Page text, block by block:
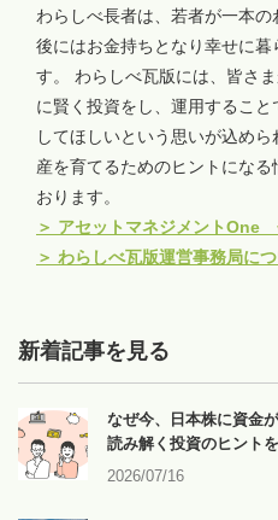
わらしべ長者は、若者が一本
後にはお金持ちとなり幸せに
す。 わらしべ瓦版には、皆さ
に賢く投資をし、運用するこ
してほしいという思いが込め
産を育てるためのヒントにな
おります。
＞ アセットマネジメントOne
＞ わらしべ瓦版運営事務局に
新着記事を見る
なぜ今、日本株に資金
読み解く投資のヒント
2026/07/16